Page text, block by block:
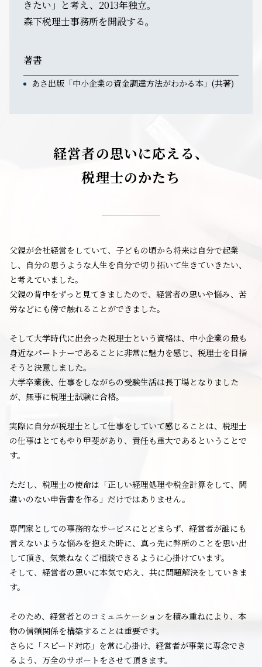
きたい」と考え、2013年独立。
森下税理士事務所を開設する。
著書
あさ出版「中小企業の資金調達方法がわかる本」(共著)
経営者の思いに応える、
税理士のかたち
父親が会社経営をしていて、子どもの頃から将来は自分で起業
し、自分の思うような人生を自分で切り拓いて生きていきたい、
と考えていました。
父親の背中をずっと見てきましたので、経営者の思いや悩み、苦
労などにも傍で触れることができました。
そして大学時代に出会った税理士という資格は、中小企業の最も
身近なパートナーであることに非常に魅力を感じ、税理士を目指
そうと決意しました。
大学卒業後、仕事をしながらの受験生活は長丁場となりました
が、無事に税理士試験に合格。
実際に自分が税理士として仕事をしていて感じることは、税理士
の仕事はとてもやり甲斐があり、責任も重大であるということで
す。
ただし、税理士の使命は「正しい経理処理や税金計算をして、間
違いのない申告書を作る」だけではありません。
専門家としての事務的なサービスにとどまらず、経営者が誰にも
言えないような悩みを抱えた時に、真っ先に弊所のことを思い出
して頂き、気兼ねなくご相談できるように心掛けています。
そして、経営者の思いに本気で応え、共に問題解決をしていきま
す。
そのため、経営者とのコミュニケーションを積み重ねにより、本
物の信頼関係を構築することは重要です。
さらに「スピード対応」を常に心掛け、経営者が事業に専念でき
るよう、万全のサポートをさせて頂きます。